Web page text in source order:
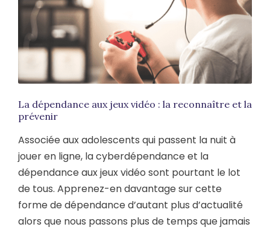
La dépendance aux jeux vidéo : la reconnaître et la
prévenir
Associée aux adolescents qui passent la nuit à
jouer en ligne, la cyberdépendance et la
dépendance aux jeux vidéo sont pourtant le lot
de tous. Apprenez-en davantage sur cette
forme de dépendance d’autant plus d’actualité
alors que nous passons plus de temps que jamais